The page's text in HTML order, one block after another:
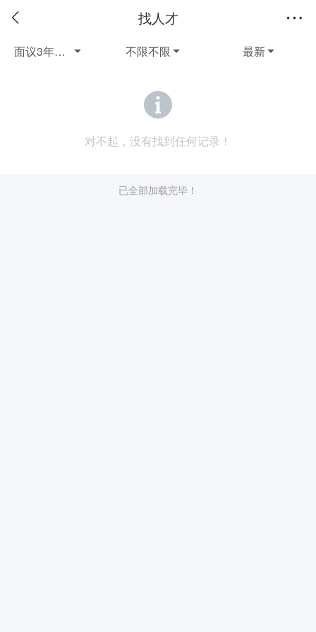
找人才

面议3年以上兼职 
不限不限 
最新
对不起，没有找到任何记录！
已全部加载完毕！